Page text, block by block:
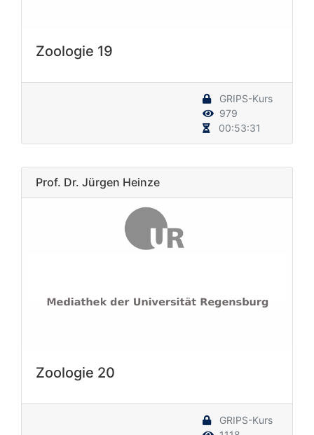
Zoologie 19
GRIPS-Kurs
979
00:53:31
Prof. Dr. Jürgen Heinze
Zoologie 20
GRIPS-Kurs